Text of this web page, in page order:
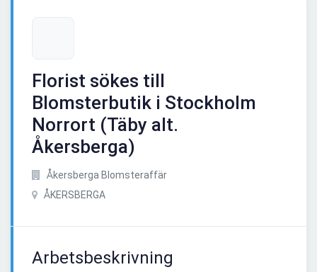
Florist sökes till
Blomsterbutik i Stockholm
Norrort (Täby alt.
Åkersberga)
Åkersberga Blomsteraffär
ÅKERSBERGA
Arbetsbeskrivning